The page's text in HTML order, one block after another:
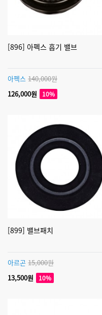
[896] 아펙스 흡기 밸브
아펙스 140,000원
126,000원
10%
[899] 밸브패치
아르곤 15,000원
13,500원
10%